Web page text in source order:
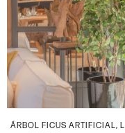
ÁRBOL FICUS ARTIFICIAL, L